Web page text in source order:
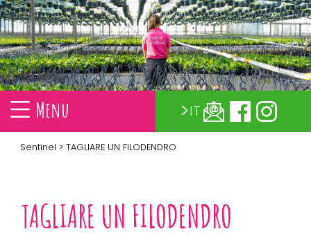
Menu IT
Sentinel > TAGLIARE UN FILODENDRO
TAGLIARE UN FILODENDRO